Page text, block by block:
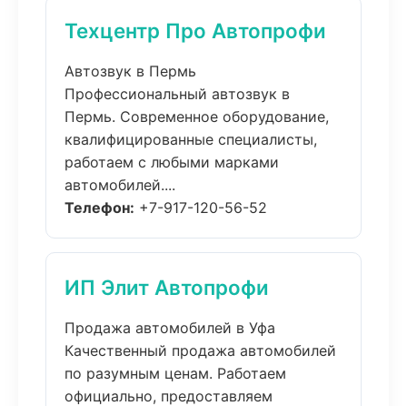
Техцентр Про Автопрофи
Автозвук в Пермь
Профессиональный автозвук в
Пермь. Современное оборудование,
квалифицированные специалисты,
работаем с любыми марками
автомобилей....
Телефон: +7-917-120-56-52
ИП Элит Автопрофи
Продажа автомобилей в Уфа
Качественный продажа автомобилей
по разумным ценам. Работаем
официально, предоставляем